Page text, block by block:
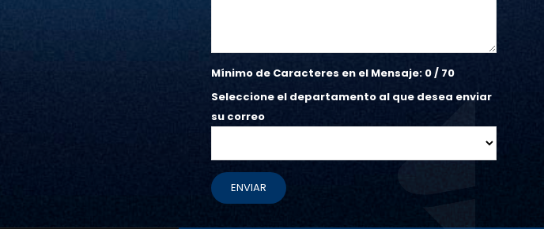
Mínimo de Caracteres en el Mensaje: 0/ 70
Seleccione el departamento al que desea enviar
su correo